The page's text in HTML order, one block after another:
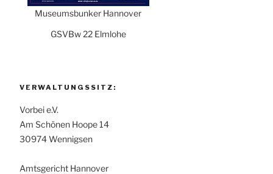
Museumsbunker Hannover
GSVBw 22 Elmlohe
VERWALTUNGSSITZ:
Vorbei e.V.
Am Schönen Hoope 14
30974 Wennigsen
Amtsgericht Hannover